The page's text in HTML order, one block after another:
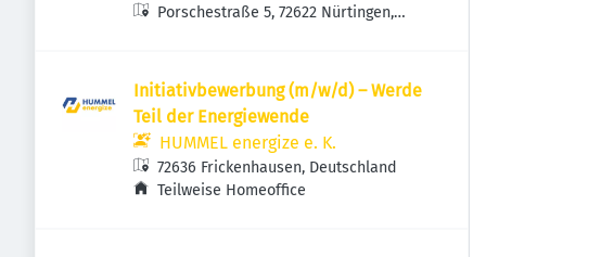
Porschestraße 5, 72622 Nürtingen,
Initiativbewerbung (m/w/d) – Werde
Teil der Energiewende
HUMMEL energize e. K.
72636 Frickenhausen, Deutschland
Teilweise Homeoffice